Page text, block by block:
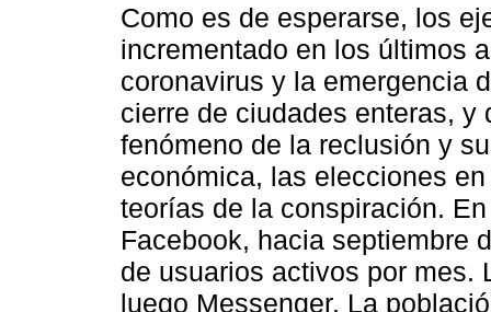
Como es de esperarse, los
incrementado en los últimos
coronavirus y la emergencia
cierre de ciudades enteras,
fenómeno de la reclusión y
económica, las elecciones
teorías de la conspiración.
Facebook, hacia septiembre
de usuarios activos por mes.
luego Messenger. La